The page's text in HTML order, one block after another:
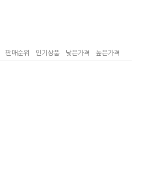
판매순위 인기상품 낮은가격 높은가격